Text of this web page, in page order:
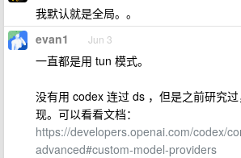
我默认就是全局。。
evan1 Jun 3
一直都是用 tun 模式。
没有用 codex 连过 ds ，但是之前研究
现。可以看看文档：
https://developers.openai.com/codex/
advanced#custom-model-providers